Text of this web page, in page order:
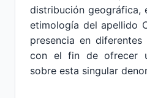
distribución geográfica,
etimología del apellido
presencia en
con el fin de ofrecer
sobre esta singular